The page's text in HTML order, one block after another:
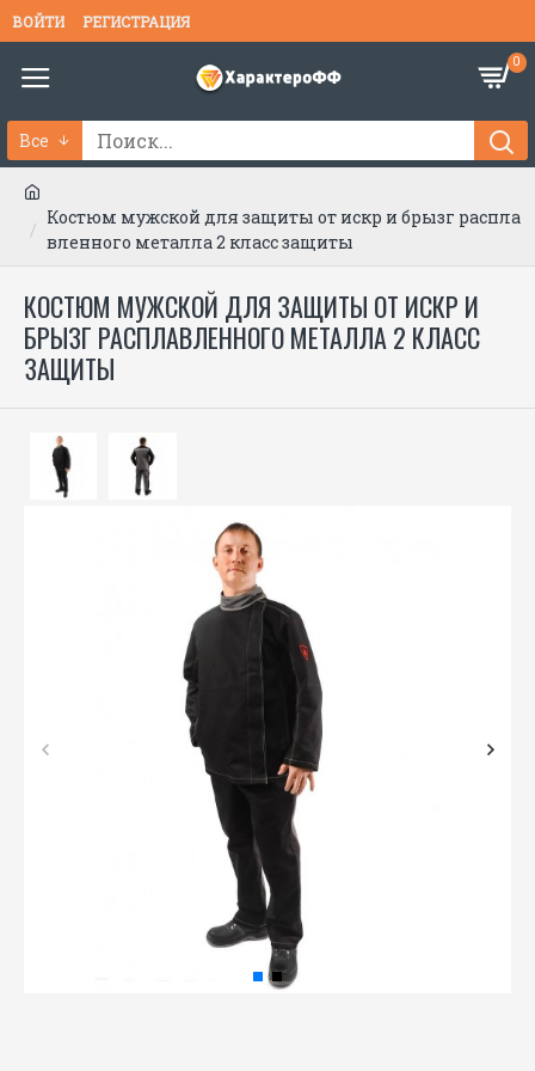
ВОЙТИ РЕГИСТРАЦИЯ
0
Все
Костюм мужской для защиты от искр и брызг распла
вленного металла 2 класс защиты
КОСТЮМ МУЖСКОЙ ДЛЯ ЗАЩИТЫ ОТ ИСКР И
БРЫЗГ РАСПЛАВЛЕННОГО МЕТАЛЛА 2 КЛАСС
ЗАЩИТЫ